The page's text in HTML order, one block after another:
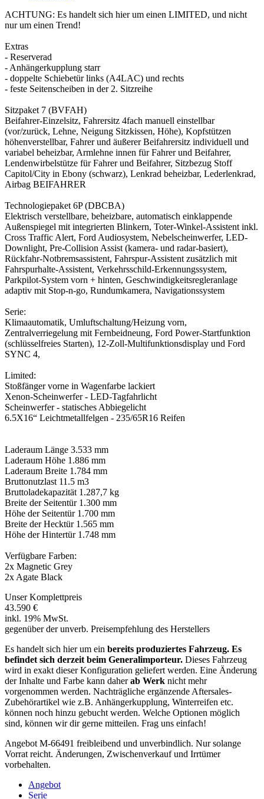
ACHTUNG: Es handelt sich hier um einen LIMITED, und nicht
nur um einen Trend!
Extras
- Reserverad
- Anhängerkupplung starr
- doppelte Schiebetür links (A4LAC) und rechts
- feste Seitenscheiben in der 2. Sitzreihe
Sitzpaket 7 (BVFAH)
Beifahrer-Einzelsitz, Fahrersitz 4fach manuell einstellbar
(vor/zurück, Lehne, Neigung Sitzkissen, Höhe), Kopfstützen
höhenverstellbar, Fahrer und äußerer Beifahrersitz individuell und
variabel beheizbar, Armlehne innen für Fahrer und Beifahrer,
Lendenwirbelstütze für Fahrer und Beifahrer, Sitzbezug Stoff
Capitol/City in Ebony (schwarz), Lenkrad beheizbar, Lederlenkrad,
Airbag BEIFAHRER
Technologiepaket 6P (DBCBA)
Elektrisch verstellbare, beheizbare, automatisch einklappende
Außenspiegel mit integrierten Blinkern, Toter-Winkel-Assistent inkl.
Cross Traffic Alert, Ford Audiosystem, Nebelscheinwerfer, LED-
Downlight, Pre-Collision Assist (kamera- und radar-basiert),
Rückfahr-Notbremsassistent, Fahrspur-Assistent zusätzlich mit
Fahrspurhalte-Assistent, Verkehrsschild-Erkennungssystem,
Parkpilot-System vorn + hinten, Geschwindigkeitsregleranlage
adaptiv mit Stop-n-go, Rundumkamera, Navigationssystem
Serie:
Klimaautomatik, Umluftschaltung/Heizung vorn,
Zentralverriegelung mit Fernbeidneung, Ford Power-Startfunktion
(schlüsselfreies Starten), 12-Zoll-Multifunktionsdisplay und Ford
SYNC 4,
Limited:
Stoßfänger vorne in Wagenfarbe lackiert
Xenon-Scheinwerfer - LED-Tagfahrlicht
Scheinwerfer - statisches Abbiegelicht
6.5X16“ Leichtmetallfelgen - 235/65R16 Reifen
Laderaum Länge 3.533 mm
Laderaum Höhe 1.886 mm
Laderaum Breite 1.784 mm
Bruttonutzlast 11.5 m3
Bruttoladekapazität 1.287,7 kg
Breite der Seitentür 1.300 mm
Höhe der Seitentür 1.700 mm
Breite der Hecktür 1.565 mm
Höhe der Hintertür 1.748 mm
Verfügbare Farben:
2x Magnetic Grey
2x Agate Black
Unser Komplettpreis
43.590 €
inkl. 19% MwSt.
gegenüber der unverb. Preisempfehlung des Herstellers
Es handelt sich hier um ein bereits produziertes Fahrzeug. Es
befindet sich derzeit beim Generalimporteur. Dieses Fahrzeug
wird in exakt dieser Konfiguration geliefert werden. Eine Änderung
der Inhalte und Farbe kann daherab Werk nicht mehr
vorgenommen werden. Nachträgliche ergänzende Aftersales‐
Zubehörartikel wie z.B. Anhängerkupplung, Winterreifen etc.
können noch hinzu gebucht werden. Welche Optionen möglich
sind, können wir dir gerne mitteilen. Frag uns einfach!
Angebot M-66491 freibleibend und unverbindlich. Nur solange
Vorrat reicht. Änderungen, Zwischenverkauf und Irrtümer
vorbehalten.
Angebot
Serie